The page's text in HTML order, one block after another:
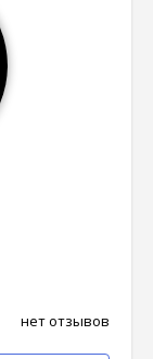
нет отзывов